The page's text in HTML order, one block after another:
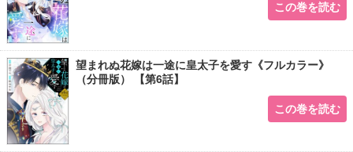
この巻を読む
望まれぬ花嫁は一途に皇太子を愛す《フルカラー》
（分冊版） 【第6話】
この巻を読む